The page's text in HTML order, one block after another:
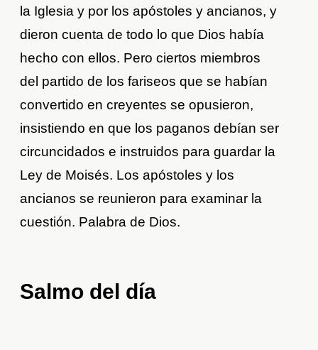
la Iglesia y por los apóstoles y ancianos, y
dieron cuenta de todo lo que Dios había
hecho con ellos. Pero ciertos miembros
del partido de los fariseos que se habían
convertido en creyentes se opusieron,
insistiendo en que los paganos debían ser
circuncidados e instruidos para guardar la
Ley de Moisés. Los apóstoles y los
ancianos se reunieron para examinar la
cuestión. Palabra de Dios.
Salmo del día